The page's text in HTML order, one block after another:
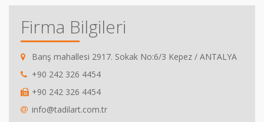
Firma Bilgileri
Barış mahallesi 2917. Sokak No:6/3 Kepez / ANTALYA
+90 242 326 4454
+90 242 326 4454
info@tadilart.com.tr